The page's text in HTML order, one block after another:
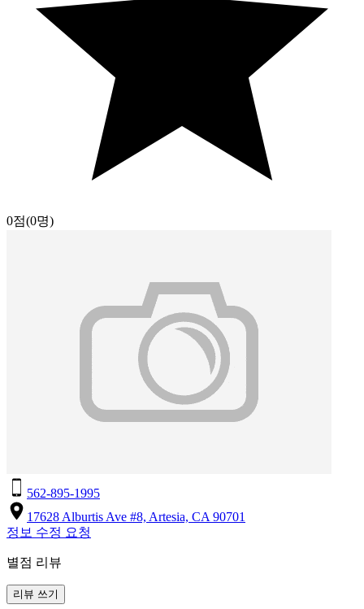
0점(0명)
562-895-1995
17628 Alburtis Ave #8, Artesia, CA 90701
정보 수정 요청
별점 리뷰
리뷰 쓰기